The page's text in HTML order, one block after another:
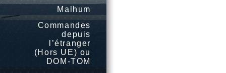
Malhum
Commandes
depuis
l’étranger
(Hors UE) ou
DOM-TOM